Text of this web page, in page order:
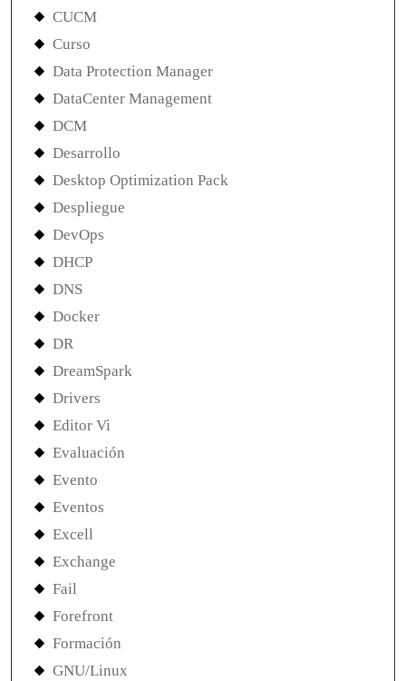
CUCM
Curso
Data Protection Manager
DataCenter Management
DCM
Desarrollo
Desktop Optimization Pack
Despliegue
DevOps
DHCP
DNS
Docker
DR
DreamSpark
Drivers
Editor Vi
Evaluación
Evento
Eventos
Excell
Exchange
Fail
Forefront
Formación
GNU/Linux